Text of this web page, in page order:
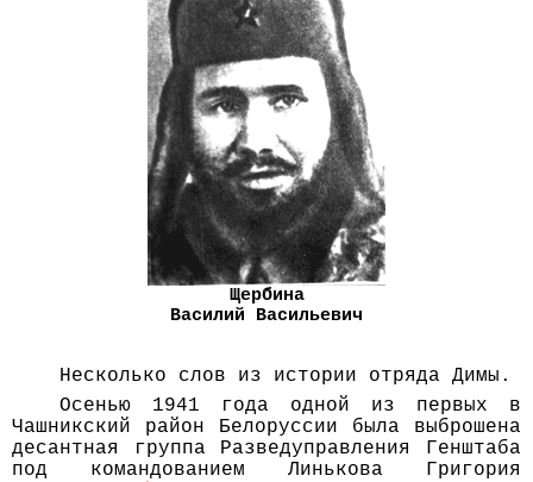
Щербина
Василий Васильевич
Несколько слов из истории отряда Димы.
Осенью 1941 года одной из первых в
Чашник­ский район Бело­руссии была вы­брошена
десант­ная группа Развед­управления Ген­штаба
под коман­дованием Линькова Григория